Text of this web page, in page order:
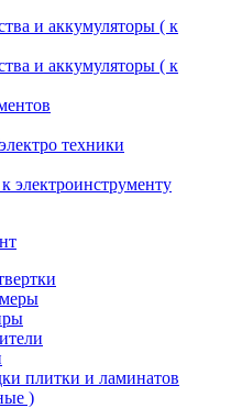
и аккумуляторы ( к
и аккумуляторы ( к
техники
электроинструменту
плитки и ламинатов
)